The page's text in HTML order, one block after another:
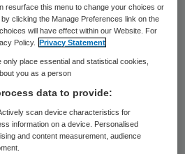
gemeld, naar
van RTV
doodsoorzaak
vast te stellen is het
resurface this menu to change your choices or
clicking the Manage Preferences link on the
will have effect within our Website. For
Policy.
Privacy Statement
place essential and statistical cookies,
you as a person
data to provide:
scan device characteristics for
information on a device. Personalised
and content measurement, audience